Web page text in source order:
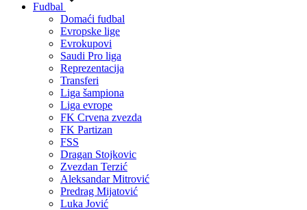
Fudbal
Domaći fudbal
Evropske lige
Evrokupovi
Saudi Pro liga
Reprezentacija
Transferi
Liga šampiona
Liga evrope
FK Crvena zvezda
FK Partizan
FSS
Dragan Stojkovic
Zvezdan Terzić
Aleksandar Mitrović
Predrag Mijatović
Luka Jović